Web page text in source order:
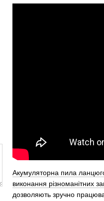
Акумуляторна пила
виконання різноманітних
дозволяють зручно